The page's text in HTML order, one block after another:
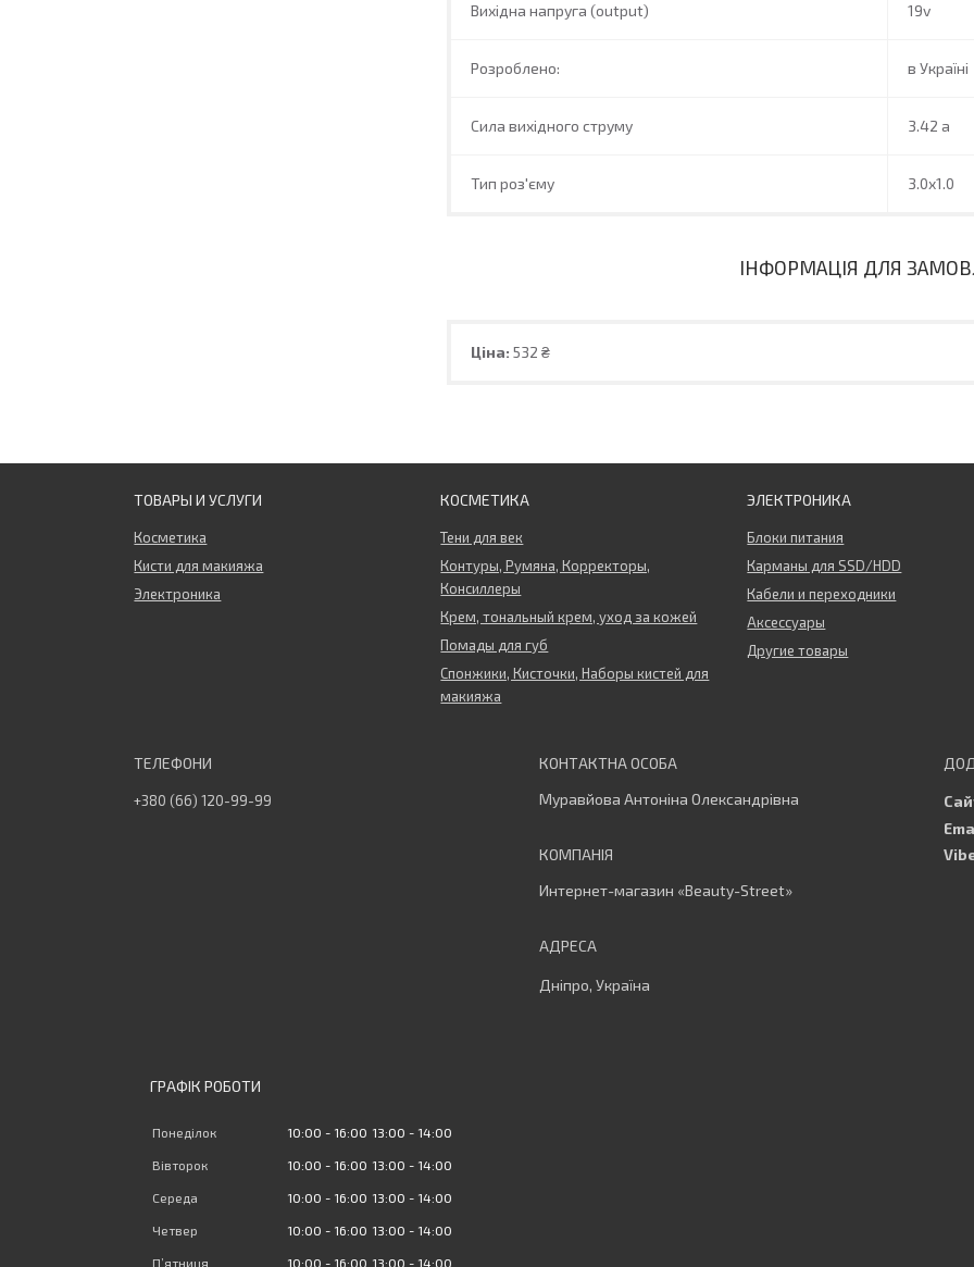
Вихідна напруга (output) 19v
Розроблено: в Україні
Сила вихідного струму 3.42 a
Тип роз'єму 3.0x1.0
ІНФОРМАЦІЯ ДЛЯ
Ціна: 532 ₴
ТОВАРЫ И УСЛУГИ
Косметика
Кисти для макияжа
Электроника
КОСМЕТИКА
Тени для век
Контуры, Румяна, Корректоры,
Консиллеры
Крем, тональный крем, уход за кожей
Помады для губ
Спонжики, Кисточки, Наборы кистей для
макияжа
ЭЛЕКТРОНИКА
Блоки питания
Карманы для SSD/HDD
Кабели и переходники
Аксессуары
Другие товары
+380 (66) 120-99-99 Муравйова Антоніна Олександрівна
Интернет-магазин «Beauty-Street»
Дніпро, Україна
ГРАФІК РОБОТИ
Понеділок 10:00 16:00 13:00 14:00
Вівторок 10:00 16:00 13:00 14:00
Середа 10:00 16:00 13:00 14:00
Четвер 10:00 16:00 13:00 14:00
Пʼятниця 10:00 16:00 13:00 14:00